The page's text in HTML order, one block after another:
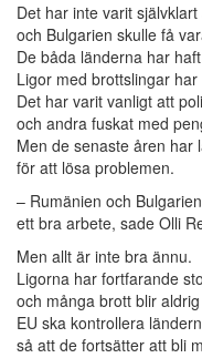
Det har inte varit
och Bulgarien skulle få
De båda länderna har
Ligor med brottslingar
Det har varit vanligt att
och andra fuskat med
Men de senaste åren har
för att lösa problemen.
– Rumänien och
ett bra arbete, sade Olli
Men allt är inte bra ännu.
Ligorna har fortfarande
och många brott blir
EU ska kontrollera
så att de fortsätter att bli